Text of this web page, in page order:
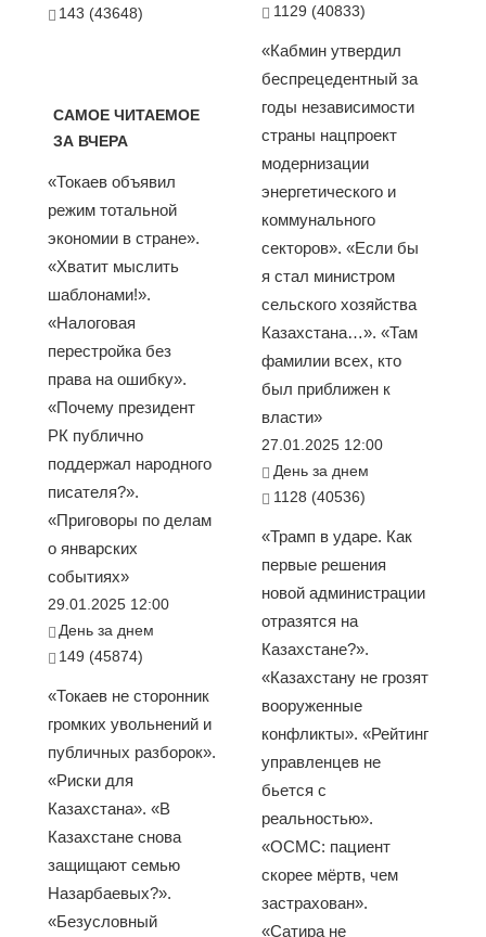
143 (43648)
САМОЕ ЧИТАЕМОЕ
ЗА ВЧЕРА
«Токаев объявил
режим тотальной
экономии в стране».
«Хватит мыслить
шаблонами!».
«Налоговая
перестройка без
права на ошибку».
«Почему президент
РК публично
поддержал народного
писателя?».
«Приговоры по делам
о январских
событиях»
29.01.2025 12:00
День за днем
149 (45874)
«Токаев не сторонник
громких увольнений и
публичных разборок».
«Риски для
Казахстана». «В
Казахстане снова
защищают семью
Назарбаевых?».
«Безусловный
1129 (40833)
«Кабмин утвердил
беспрецедентный за
годы независимости
страны нацпроект
модернизации
энергетического и
коммунального
секторов». «Если бы
я стал министром
сельского хозяйства
Казахстана…». «Там
фамилии всех, кто
был приближен к
власти»
27.01.2025 12:00
День за днем
1128 (40536)
«Трамп в ударе. Как
первые решения
новой администрации
отразятся на
Казахстане?».
«Казахстану не грозят
вооруженные
конфликты». «Рейтинг
управленцев не
бьется с
реальностью».
«ОСМС: пациент
скорее мёртв, чем
застрахован».
«Сатира не